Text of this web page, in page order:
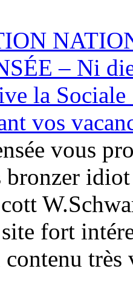
vos
vous
bronzer
fort
contenu